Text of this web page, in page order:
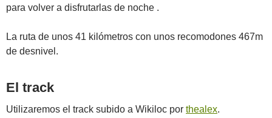
para volver a disfrutarlas de noche .
La ruta de unos 41 kilómetros con unos recomodones 467m
de desnivel.
El track
Utilizaremos el track subido a Wikiloc por thealex.